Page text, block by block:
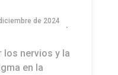
de 2024
los nervios y la
en la